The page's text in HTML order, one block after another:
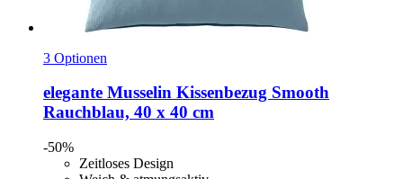
3 Optionen
elegante Musselin Kissenbezug Smooth
Rauchblau, 40 x 40 cm
-50%
Zeitloses Design